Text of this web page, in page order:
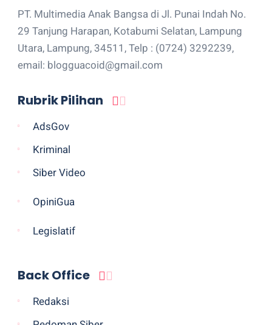
PT. Multimedia Anak Bangsa di Jl. Punai Indah No.
29 Tanjung Harapan, Kotabumi Selatan, Lampung
Utara, Lampung, 34511, Telp : (0724) 3292239,
email: blogguacoid@gmail.com
Rubrik Pilihan
AdsGov
Kriminal
Siber Video
OpiniGua
Legislatif
Back Office
Redaksi